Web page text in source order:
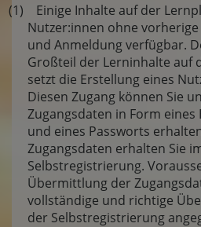
(1) Einige Inhalte auf der
Nutzer:innen ohne
und Anmeldung verfügbar.
Großteil der Lerninhalte auf
setzt die Erstellung eines
Diesen Zugang können Sie
Zugangsdaten in Form eines
und eines Passworts
Zugangsdaten erhalten Sie
Selbstregistrierung.
Übermittlung der
vollständige und richtige
der Selbstregistrierung